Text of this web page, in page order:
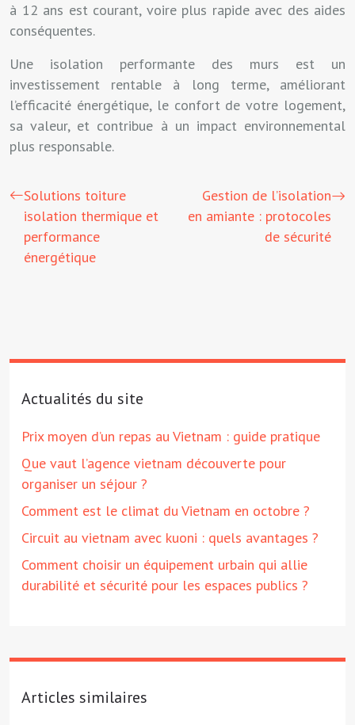
à 12 ans est courant, voire plus rapide avec des aides
conséquentes.
Une isolation performante des murs est un
investissement rentable à long terme, améliorant
l’efficacité énergétique, le confort de votre logement,
sa valeur, et contribue à un impact environnemental
plus responsable.
Solutions toiture
isolation thermique et
performance
énergétique
Gestion de l’isolation
en amiante : protocoles
de sécurité
Actualités du site
Prix moyen d’un repas au Vietnam : guide pratique
Que vaut l’agence vietnam découverte pour
organiser un séjour ?
Comment est le climat du Vietnam en octobre ?
Circuit au vietnam avec kuoni : quels avantages ?
Comment choisir un équipement urbain qui allie
durabilité et sécurité pour les espaces publics ?
Articles similaires